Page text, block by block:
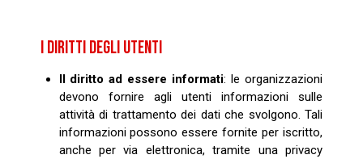
I DIRITTI DEGLI UTENTI
Il diritto ad essere informati: le organizzazioni
devono fornire agli utenti informazioni sulle
attività di trattamento dei dati che svolgono. Tali
informazioni possono essere fornite per iscritto,
anche per via elettronica, tramite una privacy